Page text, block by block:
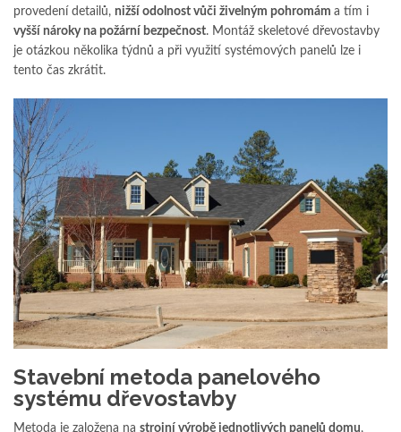
provedení detailů, nižší odolnost vůči živelným pohromám a tím i
vyšší nároky na požární bezpečnost. Montáž skeletové dřevostavby
je otázkou několika týdnů a při využití systémových panelů lze i
tento čas zkrátit.
Stavební metoda panelového
systému dřevostavby
Metoda je založena na strojní výrobě jednotlivých panelů domu,